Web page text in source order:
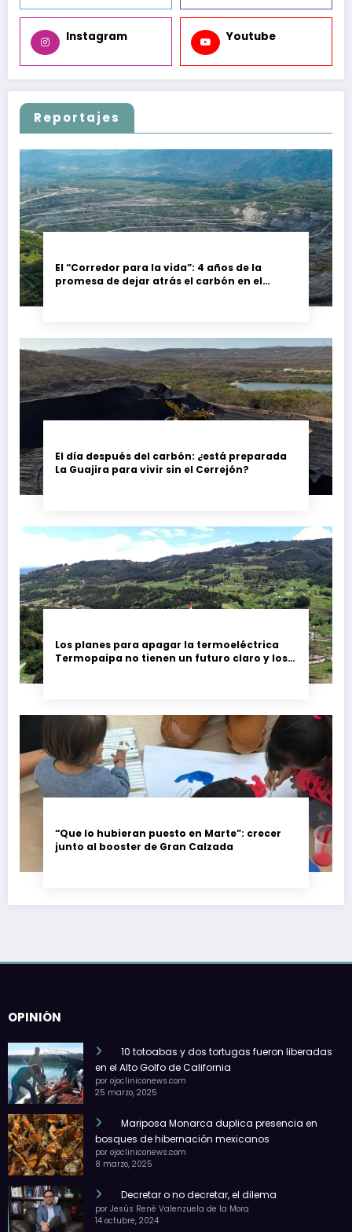
Instagram Youtube
Reportajes
El “Corredor para la vida”: 4 años de la
promesa de dejar atrás el carbón en el
El día después del carbón: ¿está preparada
La Guajira para vivir sin el Cerrejón?
Los planes para apagar la termoeléctrica
Termopaipa no tienen un futuro claro y los
“Que lo hubieran puesto en Marte”: crecer
junto al booster de Gran Calzada
OPINIÓN
10 totoabas y dos tortugas fueron liberadas
en el Alto Golfo de California
por ojocliniconews.com
25 marzo, 2025
Mariposa Monarca duplica presencia en
bosques de hibernación mexicanos
por ojocliniconews.com
8 marzo, 2025
Decretar o no decretar, el dilema
por Jesús René Valenzuela de la Mora
14 octubre, 2024